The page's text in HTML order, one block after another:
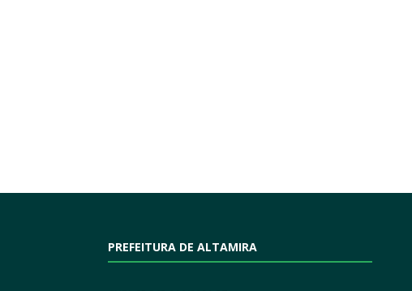
PREFEITURA DE ALTAMIRA